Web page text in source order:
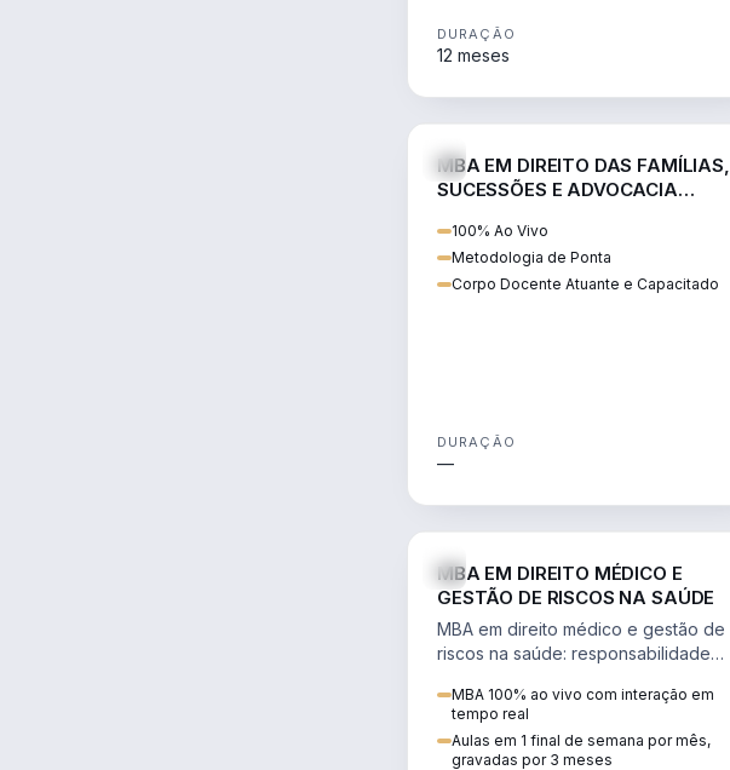
DURAÇÃO
12 meses
MBA EM DIREITO DAS FAMÍLIAS,
SUCESSÕES E ADVOCACIA
100% Ao Vivo
Metodologia de Ponta
Corpo Docente Atuante e Capacitado
DURAÇÃO
—
MBA EM DIREITO MÉDICO E
GESTÃO DE RISCOS NA SAÚDE
MBA em direito médico e gestão de
riscos na saúde: responsabilidade
judicialização e planejamento
patrimonial.
MBA 100% ao vivo com interação em
tempo real
Aulas em 1 final de semana por mês,
gravadas por 3 meses